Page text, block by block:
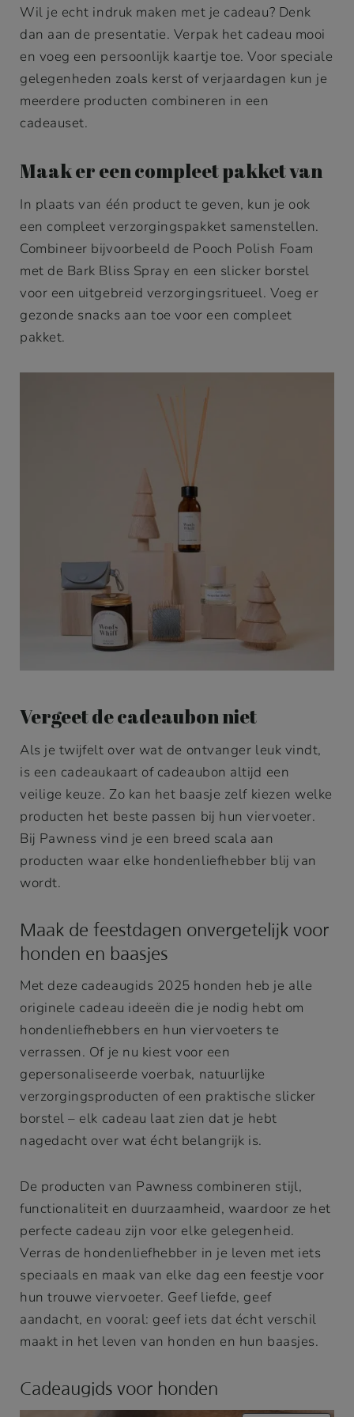
Wil je echt indruk maken met je cadeau? Denk
dan aan de presentatie. Verpak het cadeau mooi
en voeg een persoonlijk kaartje toe. Voor speciale
gelegenheden zoals kerst of verjaardagen kun je
meerdere producten combineren in een
cadeauset.
Maak er een compleet pakket van
In plaats van één product te geven, kun je ook
een compleet verzorgingspakket samenstellen.
Combineer bijvoorbeeld de Pooch Polish Foam
met de Bark Bliss Spray en een slicker borstel
voor een uitgebreid verzorgingsritueel. Voeg er
gezonde snacks aan toe voor een compleet
pakket.
Vergeet de cadeaubon niet
Als je twijfelt over wat de ontvanger leuk vindt,
is een cadeaukaart of cadeaubon altijd een
veilige keuze. Zo kan het baasje zelf kiezen welke
producten het beste passen bij hun viervoeter.
Bij Pawness vind je een breed scala aan
producten waar elke hondenliefhebber blij van
wordt.
Maak de feestdagen onvergetelijk voor
honden en baasjes
Met deze cadeaugids 2025 honden heb je alle
originele cadeau ideeën die je nodig hebt om
hondenliefhebbers en hun viervoeters te
verrassen. Of je nu kiest voor een
gepersonaliseerde voerbak, natuurlijke
verzorgingsproducten of een praktische slicker
borstel – elk cadeau laat zien dat je hebt
nagedacht over wat écht belangrijk is.
De producten van Pawness combineren stijl,
functionaliteit en duurzaamheid, waardoor ze het
perfecte cadeau zijn voor elke gelegenheid.
Verras de hondenliefhebber in je leven met iets
speciaals en maak van elke dag een feestje voor
hun trouwe viervoeter. Geef liefde, geef
aandacht, en vooral: geef iets dat écht verschil
maakt in het leven van honden en hun baasjes.
Cadeaugids voor honden